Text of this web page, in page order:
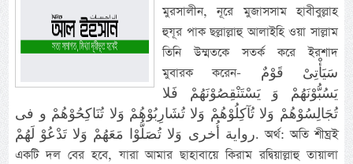
মুরসালীন, নূরে মুজাসসাম হাবীবুল্লাহ
হুযূর পাক ছল্লাল্লাহু আলাইহি ওয়া সাল্লাম
তিনি উম্মতকে সতর্ক করে ইরশাদ
মুবারক করেন- سَيَأْتِىْ قَوْمٌ
يَسُبُّوْنَهُمْ وَ يَسْتَنْقِصُوْنَهُمْ فَلا
تُجَالِسُوْهُمْ وَلا تُآكِلُوْهُمْ وَلا تُشَارِبُوْهُمْ وَلا تُنَاكِحُوْهُمْ و فى
رواية أُخرى وَلا تُصَلُّوْا مَعَهُمْ وَلا تَدْعُوْ لَهُمْ. অর্থ: অতি শীঘ্রই
একটি দল বের হবে, যারা আমার ছাহাবায়ে কিরাম রদ্বিয়াল্লাহু তায়ালা